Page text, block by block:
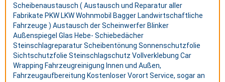
Scheibenaustausch ( Austausch und Reparatur aller
Fabrikate PKW LKW Wohnmobil Bagger Landwirtschaftliche
Fahrzeuge ) Austausch der Scheinwerfer Blinker
Außenspiegel Glas Hebe- Schiebedächer
Steinschlagreparatur Scheibentönung Sonnenschutzfolie
Sichtschutzfolie Steinschlagschutz Vollverklebung Car
Wrapping Fahrzeugreinigung Innen und Außen,
Fahrzeugaufbereitung Kostenloser Vorort Service, sogar an